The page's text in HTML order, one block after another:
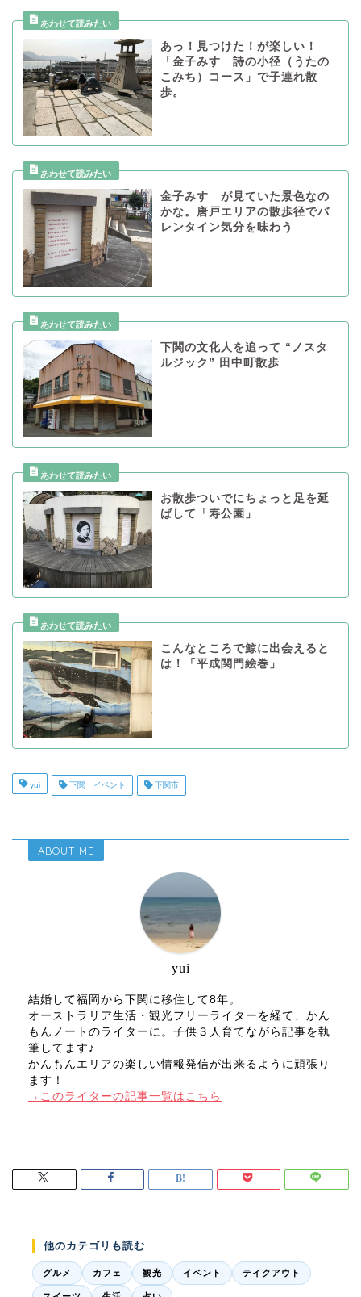
あっ！見つけた！が楽しい！
「金子みすゞ詩の小径（うたの
こみち）コース」で子連れ散
歩。
金子みすゞが見ていた景色なの
かな。唐戸エリアの散歩径でバ
レンタイン気分を味わう
下関の文化人を追って “ノスタ
ルジック” 田中町散歩
お散歩ついでにちょっと足を延
ばして「寿公園」
こんなところで鯨に出会えると
は！「平成関門絵巻」
yui 下関 イベント 下関市
ABOUT ME
yui
結婚して福岡から下関に移住して8年。
オーストラリア生活・観光フリーライターを経て、かん
もんノートのライターに。子供３人育てながら記事を執
筆してます♪
かんもんエリアの楽しい情報発信が出来るように頑張り
ます！
→このライターの記事一覧はこちら
他のカテゴリも読む
グルメ カフェ 観光 イベント テイクアウト